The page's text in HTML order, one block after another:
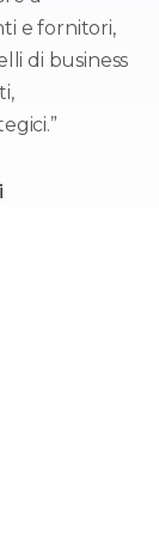
e fornitori,
di business